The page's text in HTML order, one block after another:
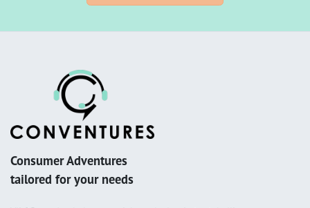
Consumer Adventures
tailored for your needs